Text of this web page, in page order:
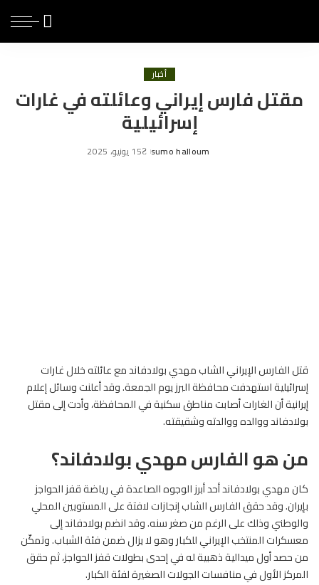
أخبار
مقتل فارس إيراني وعائلته في غارات
إسرائيلية
Posted
sumo halloum 15 يونيو، 2025
قتلالفارسالإيراني الشاب مهدي بولادفاند مع عائلته خلال غارات
إسرائيلية استهدفت محافظة البرز يوم الجمعة. وقد أعلنت وسائل إعلام
إيرانية أن الغارات أصابت مناطق سكنية في المحافظة، وأدت إلى مقتل
بولادفاند ووالده ووالدته وشقيقته.
من هو الفارس مهدي بولادفاند؟
كان مهدي بولادفاند أحد أبرز الوجوه الصاعدة في رياضة قفز الحواجز
بإيران. وقد حقق الفارس الشاب إنجازات لافتة على المستويين المحلي
والوطني وذلك على الرغم من صغر سنه. وقد انضم بولادفاند إلى
معسكرات المنتخب الإيراني للكبار وهو لا يزال ضمن فئة الشباب. وتمكّن
من حصد أول ميدالية ذهبية له في إحدى بطولات قفز الحواجز، ثم حقق
المركز الأول في منافسات الجولات الصغيرة لفئة الكبار.